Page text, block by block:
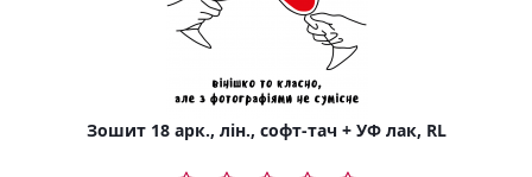
Зошит 18 арк., лін., софт-тач + УФ лак, RL